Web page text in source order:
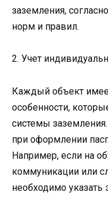
заземления,
норм и правил.
2. Учет
Каждый объект
особенности,
системы
при оформлении
Например, если на
коммуникации или
необходимо указать